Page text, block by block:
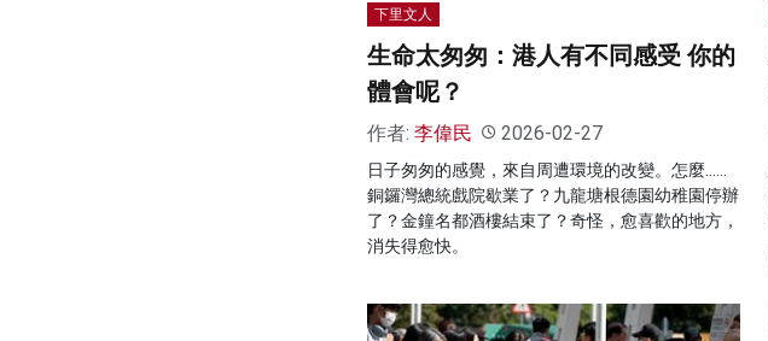
下里文人
生命太匆匆：港人有不同感受 你的
體會呢？
作者: 李偉民 2026-02-27
日子匆匆的感覺，來自周遭環境的改變。怎麼……
銅鑼灣總統戲院歇業了？九龍塘根德園幼稚園停辦
了？金鐘名都酒樓結束了？奇怪，愈喜歡的地方，
消失得愈快。